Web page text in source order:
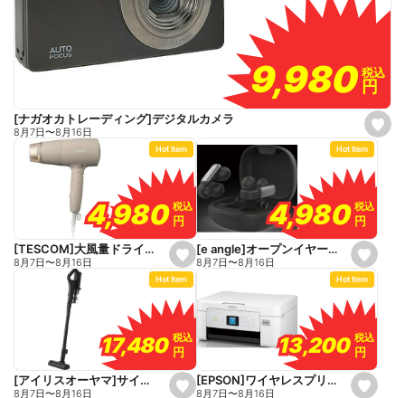
s
e
9,980
9,980税込
税込
円
円
[ナガオカトレーディング]デジタルカメラ
8月7日〜8月16日
s
e
t
a
v
o
r
i
e
Hot Item
4,980
4,980税込
税込
円
円
[TESCOM]大風量ドライヤー
8月7日〜8月16日
s
e
t
a
v
o
r
i
e
Hot Item
4,980
4,980 税込
税込
円
円
[e angle]オープンイヤーワイヤレスイヤホン
8月7日〜8月16日
s
Hot Item
17,480
17,480 税込
税込
円
円
[アイリスオーヤマ]サイクロン式スティッククリーナー
8月7日〜8月16日
s
Hot Item
13,200
13,200 税込
税込
円
円
[EPSON]ワイヤレスプリンター
8月7日〜8月16日